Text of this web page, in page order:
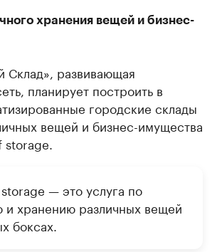
хранения вещей и бизнес-
Склад», развивающая
планирует построить в
городские склады
вещей и бизнес-имущества
— это услуга по
хранению различных вещей
боксах.